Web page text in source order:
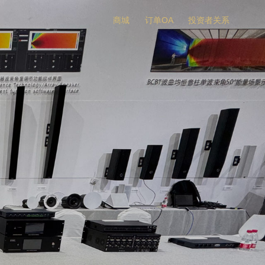
商城 订单OA 投资者关系